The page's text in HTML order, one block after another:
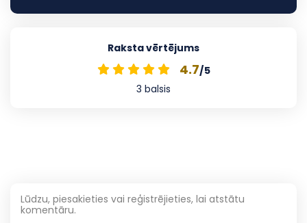
Raksta vērtējums
4.7/5
3 balsis
Lūdzu, piesakieties vai reģistrējieties, lai atstātu
komentāru.